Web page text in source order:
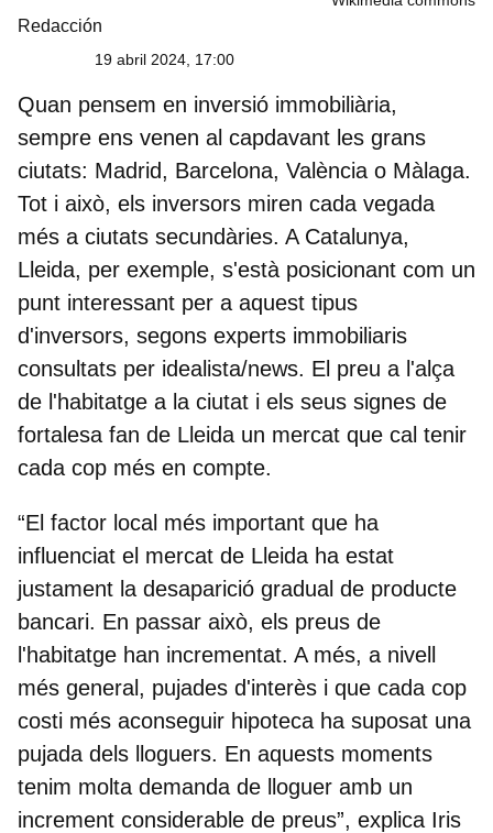
Redacción
19 abril 2024, 17:00
Quan pensem en inversió immobiliària,
sempre ens venen al capdavant les grans
ciutats: Madrid, Barcelona, València o Màlaga.
Tot i això, els inversors miren cada vegada
més a ciutats secundàries. A Catalunya,
Lleida, per exemple, s'està posicionant com un
punt interessant per a aquest tipus
d'inversors, segons experts immobiliaris
consultats per idealista/news. El preu a l'alça
de l'habitatge a la ciutat i els seus signes de
fortalesa fan de Lleida un mercat que cal tenir
cada cop més en compte.
“El factor local més important que ha
influenciat el mercat de Lleida ha estat
justament la desaparició gradual de producte
bancari. En passar això, els preus de
l'habitatge han incrementat. A més, a nivell
més general, pujades d'interès i que cada cop
costi més aconseguir hipoteca ha suposat una
pujada dels lloguers. En aquests moments
tenim molta demanda de lloguer amb un
increment considerable de preus”, explica Iris